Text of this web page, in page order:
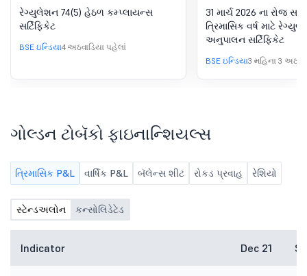
સર્ટિફિકેટ રેગ્યુલેશન હેઠળ.
SEBI (DP) રેગ્યુલેશન્સ, 2018
ના 74 (5)
રેગ્યુલેશન 74(5) હેઠળ કમ્પ્લાયન્સ
સર્ટિફિકેટ
BSE ઇન્ડિયા4 અઠવાડિયા પહેલાં
સર્ટિફિકેટ
SEBI (DP)
ના 74 (5)
31 માર્ચ 2026 ના રોજ
ત્રિમાસિક વર્ષ માટે
અનુપાલન સર્ટિફિકેટ
BSE ઇન્ડિયા3 મહિના 3
ગોલ્ડન ટોબૅકો ફાઇનાન્શિયલ્સ
ત્રિમાસિક P&L વાર્ષિક P&L બૅલેન્સ શીટ રોકડ પ્રવાહ રેશિયો
સ્ટેન્ડઅલોન કન્સોલિડેટેડ
Indicator Dec 21